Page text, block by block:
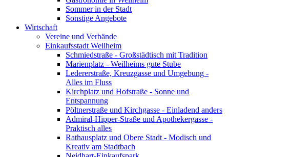
Sommer in der Stadt
Sonstige Angebote
Wirtschaft
Vereine und Verbände
Einkaufsstadt Weilheim
Schmiedstraße - Großstädtisch mit Tradition
Marienplatz - Weilheims gute Stube
Ledererstraße, Kreuzgasse und Umgebung -
Alles im Fluss
Kirchplatz und Hofstraße - Sonne und
Entspannung
Pöltnerstraße und Kirchgasse - Einladend anders
Admiral-Hipper-Straße und Apothekergasse -
Praktisch alles
Rathausplatz und Obere Stadt - Modisch und
Kreativ am Stadtbach